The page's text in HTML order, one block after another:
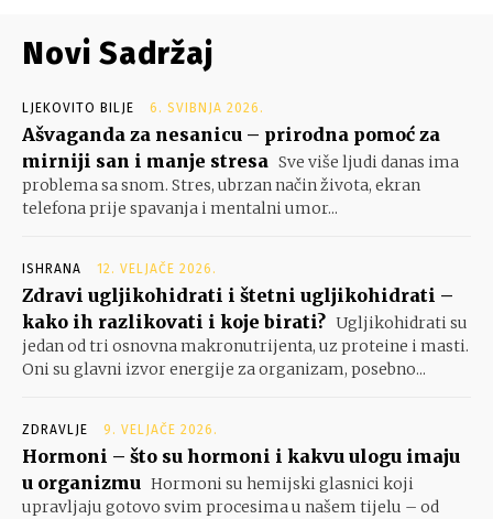
Novi Sadržaj
LJEKOVITO BILJE 6. SVIBNJA 2026.
Ašvaganda za nesanicu – prirodna pomoć za
mirniji san i manje stresa Sve više ljudi danas ima
problema sa snom. Stres, ubrzan način života, ekran
telefona prije spavanja i mentalni umor...
ISHRANA 12. VELJAČE 2026.
Zdravi ugljikohidrati i štetni ugljikohidrati –
kako ih razlikovati i koje birati? Ugljikohidrati su
jedan od tri osnovna makronutrijenta, uz proteine i masti.
Oni su glavni izvor energije za organizam, posebno...
ZDRAVLJE 9. VELJAČE 2026.
Hormoni – što su hormoni i kakvu ulogu imaju
u organizmu Hormoni su hemijski glasnici koji
upravljaju gotovo svim procesima u našem tijelu – od